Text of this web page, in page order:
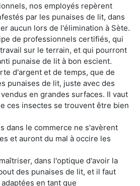
nos employés repèrent
par les punaises de lit, dans
aucun lors de l'élimination à Sète.
de professionnels certifiés, qui
sur le terrain, et qui pourront
punaise de lit à bon escient.
d'argent et de temps, que de
punaises de lit, juste avec des
en grandes surfaces. Il vaut
ces insectes se trouvent être bien
dans le commerce ne s'avèrent
et auront du mal à occire les
dans l'optique d'avoir la
des punaises de lit, et il faut
en tant que